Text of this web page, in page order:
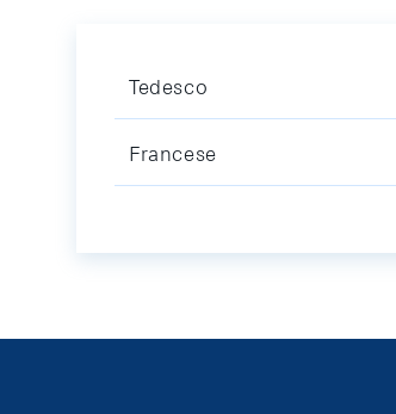
Tedesco
Francese